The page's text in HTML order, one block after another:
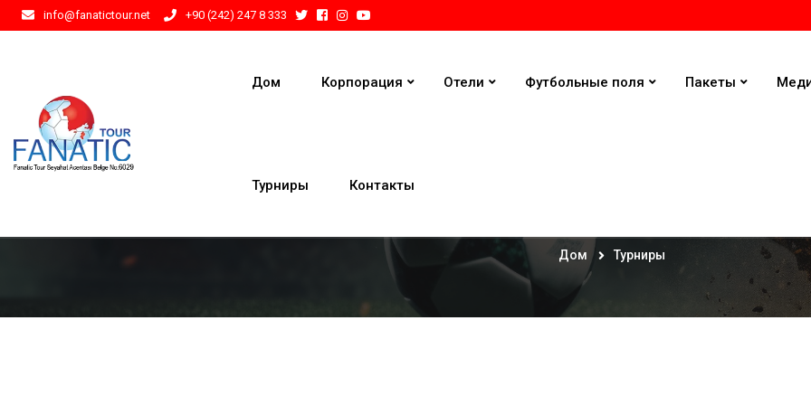
info@fanatictour.net +90 (242) 247 8 333
Дом Корпорация Отели Футбольные поля Пакеты
Турниры Контакты
Дом Турниры